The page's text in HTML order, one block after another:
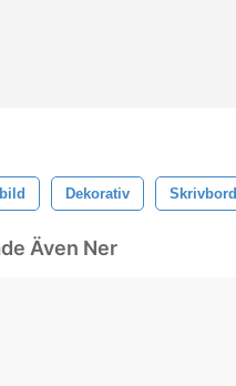
Dekorativ Skrivbord
Även Ner